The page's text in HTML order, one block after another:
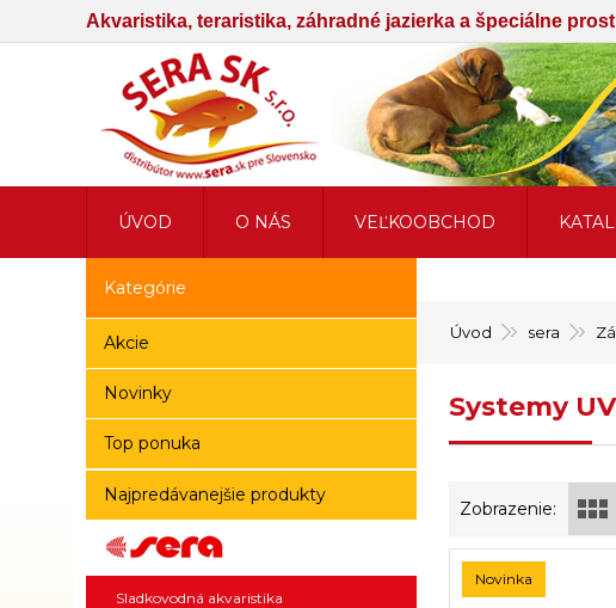
Akvaristika, teraristika, záhradné jazierka a špeciálne
Úvod sera
Systemy
Zobrazenie:
Novinka
Kategórie
Akcie
Novinky
Top ponuka
Najpredávanejšie produkty
Sladkovodná akvaristika
ÚVOD O NÁS VEĽKOOBCHOD